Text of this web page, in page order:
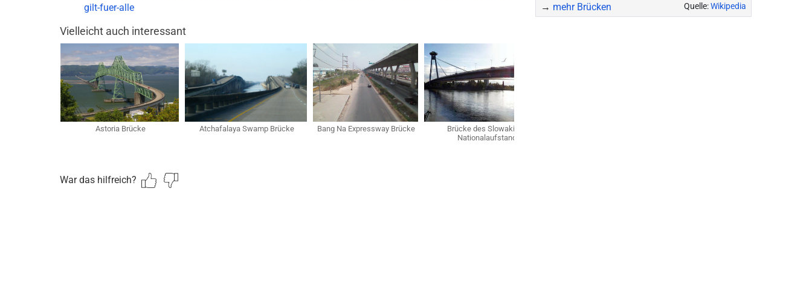
gilt-fuer-alle
Vielleicht auch interessant
Astoria Brücke Atchafalaya Swamp Brücke Bang Na Expressway Brücke
Brücke des Slowakischen
Nationalaufstandes
War das hilfreich?
→ mehr Brücken Quelle:Wikipedia